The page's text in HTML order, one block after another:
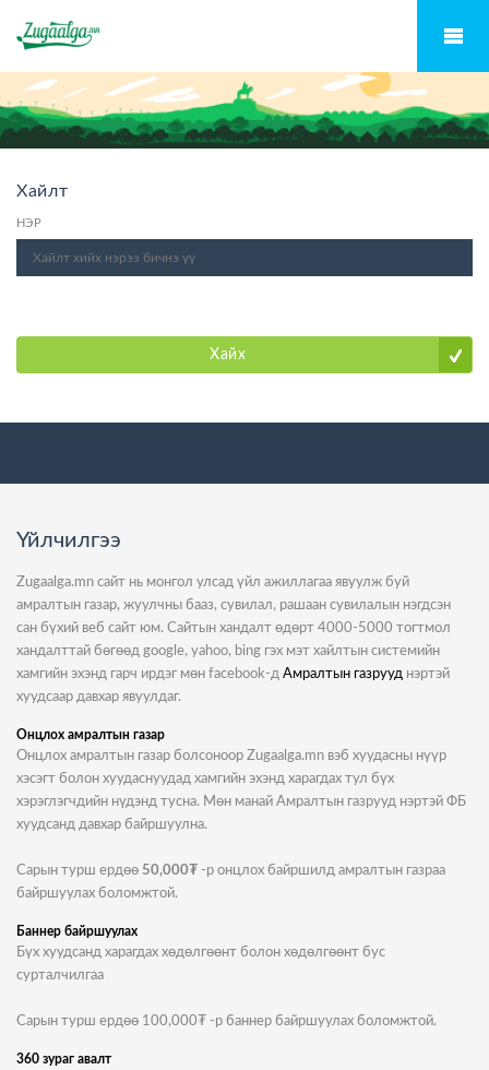
Хайлт
НЭР
Хайх
Үйлчилгээ
Zugaalga.mn сайт нь монгол улсад үйл ажиллагаа явуулж буй
амралтын газар, жуулчны бааз, сувилал, рашаан сувилалын нэгдсэн
сан бүхий веб сайт юм. Сайтын хандалт өдөрт 4000-5000 тогтмол
хандалттай бөгөөд google, yahoo, bing гэх мэт хайлтын системийн
хамгийн эхэнд гарч ирдэг мөн facebook-д Амралтын газрууд нэртэй
хуудсаар давхар явуулдаг.
Онцлох амралтын газар
Онцлох амралтын газар болсоноор Zugaalga.mn вэб хуудасны нүүр
хэсэгт болон хуудаснуудад хамгийн эхэнд харагдах тул бүх
хэрэглэгчдийн нүдэнд тусна. Мөн манай Амралтын газрууд нэртэй ФБ
хуудсанд давхар байршуулна.
Сарын турш ердөө 50,000₮ -р онцлох байршилд амралтын газраа
байршуулах боломжтой.
Баннер байршуулах
Бүх хуудсанд харагдах хөдөлгөөнт болон хөдөлгөөнт бус
сурталчилгаа
Сарын турш ердөө 100,000₮ -р баннер байршуулах боломжтой.
360 зураг авалт